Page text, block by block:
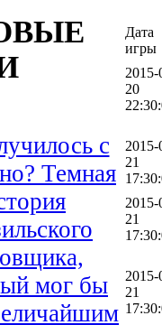
с
Темная
мог бы
Дата
игры
2015-
20
2015-
21
2015-
21
2015-
21